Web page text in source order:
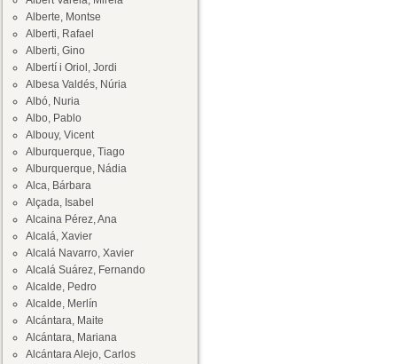
Alberte, Montse
Alberti, Rafael
Alberti, Gino
Albertí i Oriol, Jordi
Albesa Valdés, Núria
Albó, Nuria
Albo, Pablo
Albouy, Vicent
Alburquerque, Tiago
Alburquerque, Nádia
Alca, Bárbara
Alçada, Isabel
Alcaina Pérez, Ana
Alcalá, Xavier
Alcalá Navarro, Xavier
Alcalá Suárez, Fernando
Alcalde, Pedro
Alcalde, Merlín
Alcántara, Maite
Alcántara, Mariana
Alcántara Alejo, Carlos